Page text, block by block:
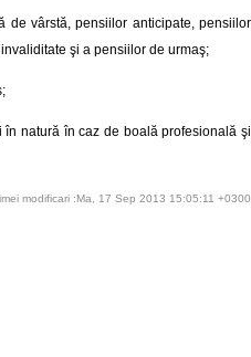
de vârstă, pensiilor anticipate, pensiilor
şi a pensiilor de urmaş;
natură în caz de boală profesională şi
modificari :Ma, 17 Sep 2013 15:05:11 +0300